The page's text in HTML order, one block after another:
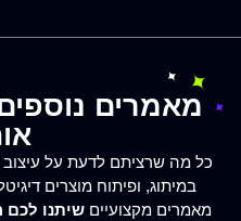
מאמרים
כל מה שרציתם לדעת על עיצוב
במיתוג, ופיתוח מוצרים
מאמרים מקצועייםשיתנו לכם